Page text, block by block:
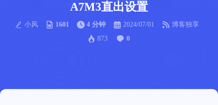
A7M3直出设置
小风 1601 4 分钟 2024/07/01
博客独享
873
0